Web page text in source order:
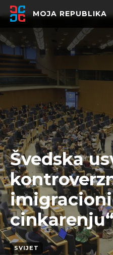
MOJA REPUBLIKA
Švedska
imigracioni
SVIJET